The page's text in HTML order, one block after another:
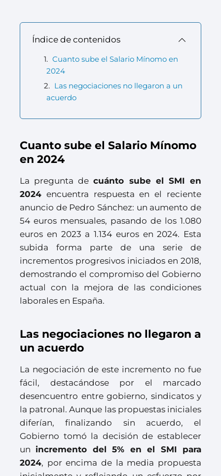
Índice de contenidos
Cuanto sube el Salario Mínomo en
2024
Las negociaciones no llegaron a un
acuerdo
Cuanto sube el Salario Mínomo
en 2024
La pregunta decuánto sube el SMI en
2024 encuentra respuesta en el reciente
anuncio de Pedro Sánchez: un aumento de
54 euros mensuales, pasando de los 1.080
euros en 2023 a 1.134 euros en 2024. Esta
subida forma parte de una serie de
incrementos progresivos iniciados en 2018,
demostrando el compromiso del Gobierno
actual con la mejora de las condiciones
laborales en España.
Las negociaciones no llegaron a
un acuerdo
La negociación de este incremento no fue
fácil, destacándose por el marcado
desencuentro entre gobierno, sindicatos y
la patronal. Aunque las propuestas iniciales
diferían, finalizando sin acuerdo, el
Gobierno tomó la decisión de establecer
un incremento del 5% en el SMI para
2024, por encima de la media propuesta